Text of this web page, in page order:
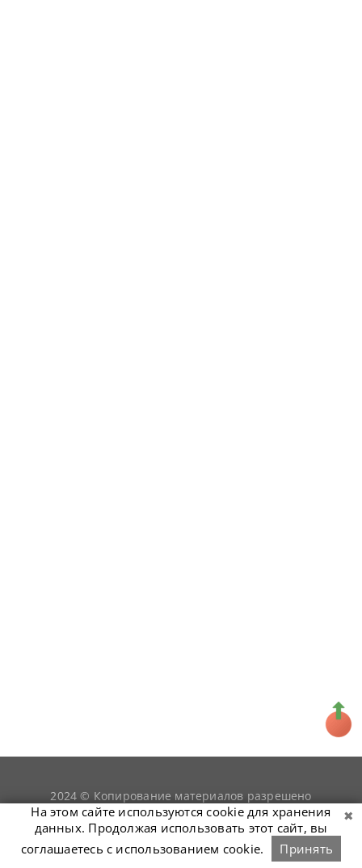
2024 © Копирование материалов разрешено
только при условии гиперссылки наsnookerist.ru
На этом сайте используются cookie для хранения
данных. Продолжая использовать этот сайт, вы
соглашаетесь с использованием cookie.
Принять